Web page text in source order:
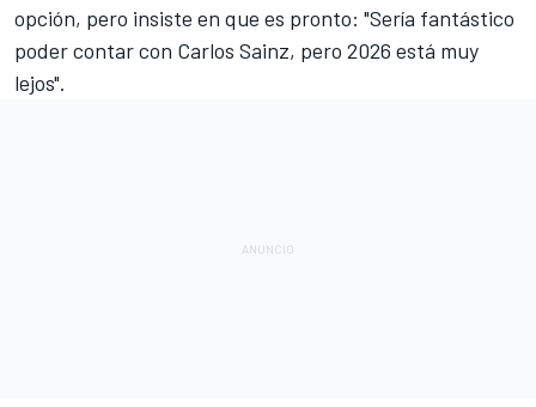
opción, pero insiste en que es pronto: "Sería fantástico
poder contar con Carlos Sainz, pero 2026 está muy
lejos".